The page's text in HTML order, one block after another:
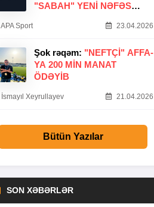
"SABAH" YENI NƏFƏS
APA Sport 23.04.2026
Şok rəqəm: "NEFTÇI" AFFA-
YA 200 MIN MANAT
ÖDƏYIB
İsmayıl Xeyrullayev 21.04.2026
Bütün Yazılar
SON XƏBƏRLƏR